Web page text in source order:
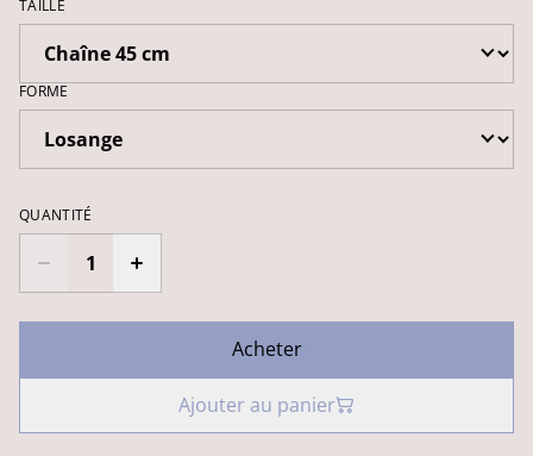
TAILLE
FORME
QUANTITÉ
Acheter
Ajouter au panier